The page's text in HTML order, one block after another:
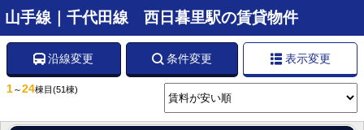
山手線｜千代田線 西日暮里駅の賃貸物件
沿線変更 条件変更 表示変更
1～24棟目 (51棟)